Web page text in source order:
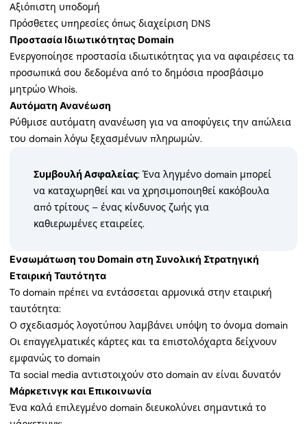
Αξιόπιστη υποδομή
Πρόσθετες υπηρεσίες όπως διαχείριση DNS
Προστασία Ιδιωτικότητας Domain
Ενεργοποίησε προστασία ιδιωτικότητας για να αφαιρέσεις τα
προσωπικά σου δεδομένα από το δημόσια προσβάσιμο
μητρώο Whois.
Αυτόματη Ανανέωση
Ρύθμισε αυτόματη ανανέωση για να αποφύγεις την απώλεια
του domain λόγω ξεχασμένων πληρωμών.
Συμβουλή Ασφαλείας: Ένα ληγμένο domain μπορεί
να καταχωρηθεί και να χρησιμοποιηθεί κακόβουλα
από τρίτους – ένας κίνδυνος ζωής για
καθιερωμένες εταιρείες.
Ενσωμάτωση του Domain στη Συνολική Στρατηγική
Εταιρική Ταυτότητα
Το domain πρέπει να εντάσσεται αρμονικά στην εταιρική
ταυτότητα:
Ο σχεδιασμός λογοτύπου λαμβάνει υπόψη το όνομα domain
Οι επαγγελματικές κάρτες και τα επιστολόχαρτα δείχνουν
εμφανώς το domain
Τα social media αντιστοιχούν στο domain αν είναι δυνατόν
Μάρκετινγκ και Επικοινωνία
Ένα καλά επιλεγμένο domain διευκολύνει σημαντικά το